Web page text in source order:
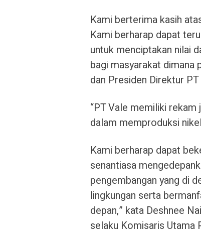
Kami berterima kasih
Kami berharap dapat
untuk menciptakan nilai
bagi masyarakat dimana
dan Presiden Direktur PT
“PT Vale memiliki
dalam memproduksi
Kami berharap dapat
senantiasa
pengembangan yang di
lingkungan serta
depan,” kata Deshnee
selaku Komisaris Utama